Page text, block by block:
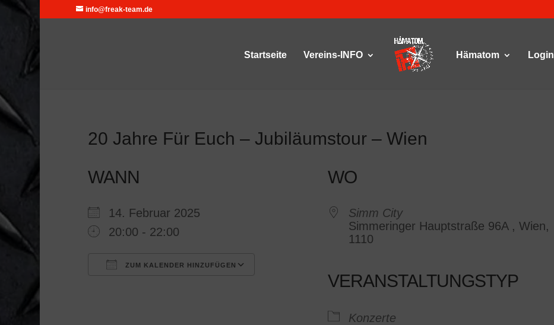
info@freak-team.de
Startseite Vereins-INFO Hämatom Login
20 Jahre Für Euch – Jubiläumstour – Wien
WANN
14. Februar 2025
20:00 - 22:00
ZUM KALENDER HINZUFÜGEN
Google Kalender iCalendar
WO
Simm City
Simmeringer Hauptstraße 96A , Wien,
1110
VERANSTALTUNGSTYP
Konzerte